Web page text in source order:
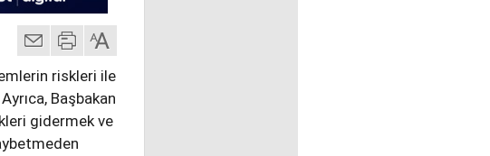
riskleri ile
Başbakan
gidermek ve